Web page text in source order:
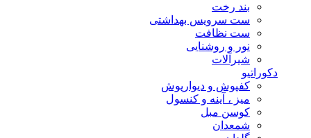
بند رخت
ست سرویس بهداشتی
ست نظافت
نور و روشنایی
شیرآلات
دکوراتیو
کفپوش و دیوارپوش
میز ، آینه و کنسول
کوسن مبل
شمعدان